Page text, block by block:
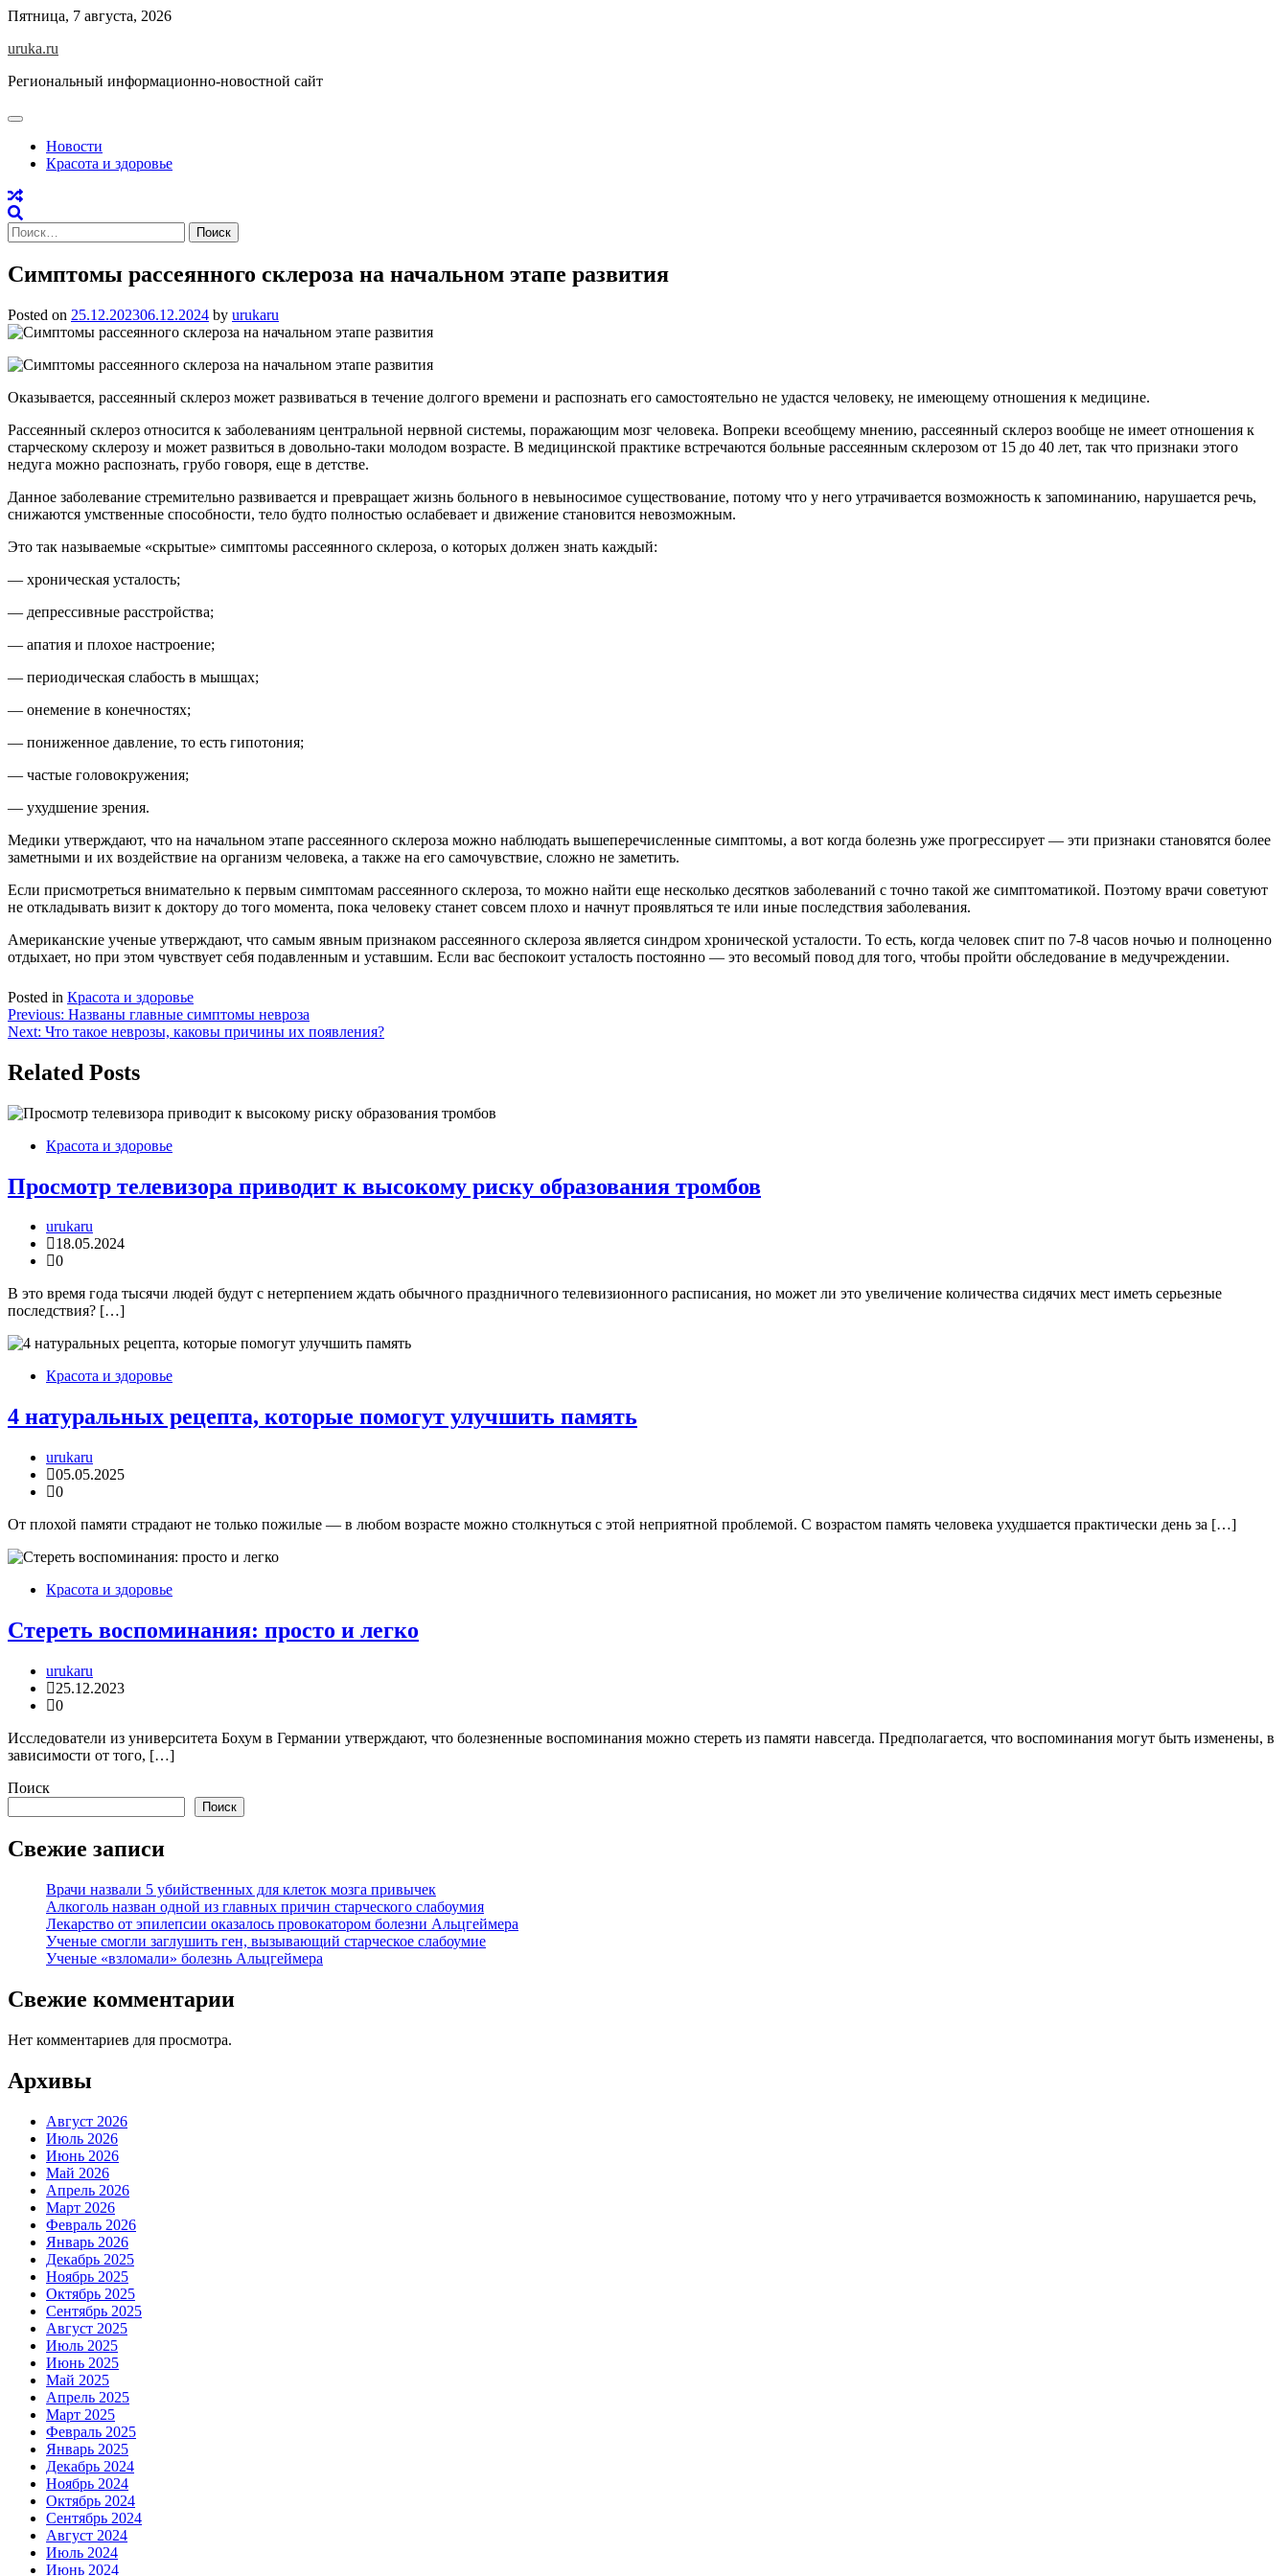
Skip
content
Пятница, 7 августа, 2026
uruka.ru
Региональный информационно-новостной сайт
Новости
Красота и здоровье
Найти:
Симптомы рассеянного склероза на начальном этапе развития
Posted on 25.12.202306.12.2024 by urukaru
Оказывается, рассеянный склероз может развиваться в течение долгого времени и распознать его самостоятельно не удастся человеку, не имеющему отношения к медицине.
Рассеянный склероз относится к заболеваниям центральной нервной системы, поражающим мозг человека. Вопреки всеобщему мнению, рассеянный склероз вообще не имеет отношения к
старческому склерозу и может развиться в довольно-таки молодом возрасте. В медицинской практике встречаются больные рассеянным склерозом от 15 до 40 лет, так что признаки этого
недуга можно распознать, грубо говоря, еще в детстве.
Данное заболевание стремительно развивается и превращает жизнь больного в невыносимое существование, потому что у него утрачивается возможность к запоминанию, нарушается речь,
снижаются умственные способности, тело будто полностью ослабевает и движение становится невозможным.
Это так называемые «скрытые» симптомы рассеянного склероза, о которых должен знать каждый:
— хроническая усталость;
— депрессивные расстройства;
— апатия и плохое настроение;
— периодическая слабость в мышцах;
— онемение в конечностях;
— пониженное давление, то есть гипотония;
— частые головокружения;
— ухудшение зрения.
Медики утверждают, что на начальном этапе рассеянного склероза можно наблюдать вышеперечисленные симптомы, а вот когда болезнь уже прогрессирует — эти признаки становятся более
заметными и их воздействие на организм человека, а также на его самочувствие, сложно не заметить.
Если присмотреться внимательно к первым симптомам рассеянного склероза, то можно найти еще несколько десятков заболеваний с точно такой же симптоматикой. Поэтому врачи советуют
не откладывать визит к доктору до того момента, пока человеку станет совсем плохо и начнут проявляться те или иные последствия заболевания.
Американские ученые утверждают, что самым явным признаком рассеянного склероза является синдром хронической усталости. То есть, когда человек спит по 7-8 часов ночью и полноценно
отдыхает, но при этом чувствует себя подавленным и уставшим. Если вас беспокоит усталость постоянно — это весомый повод для того, чтобы пройти обследование в медучреждении.
Posted in Красота и здоровье
Навигация
по
записям
Previous: Названы главные симптомы невроза
Next: Что такое неврозы, каковы причины их появления?
Related Posts
Красота и здоровье
Просмотр телевизора приводит к высокому риску образования тромбов
urukaru
18.05.2024
0
В это время года тысячи людей будут с нетерпением ждать обычного праздничного телевизионного расписания, но может ли это увеличение количества сидячих мест иметь серьезные
последствия? […]
Красота и здоровье
4 натуральных рецепта, которые помогут улучшить память
urukaru
05.05.2025
0
От плохой памяти страдают не только пожилые — в любом возрасте можно столкнуться с этой неприятной проблемой. С возрастом память человека ухудшается практически день за […]
Красота и здоровье
Стереть воспоминания: просто и легко
urukaru
25.12.2023
0
Исследователи из университета Бохум в Германии утверждают, что болезненные воспоминания можно стереть из памяти навсегда. Предполагается, что воспоминания могут быть изменены, в
зависимости от того, […]
Поиск
Поиск
Свежие записи
Врачи назвали 5 убийственных для клеток мозга привычек
Алкоголь назван одной из главных причин старческого слабоумия
Лекарство от эпилепсии оказалось провокатором болезни Альцгеймера
Ученые смогли заглушить ген, вызывающий старческое слабоумие
Ученые «взломали» болезнь Альцгеймера
Свежие комментарии
Нет комментариев для просмотра.
Архивы
Август 2026
Июль 2026
Июнь 2026
Май 2026
Апрель 2026
Март 2026
Февраль 2026
Январь 2026
Декабрь 2025
Ноябрь 2025
Октябрь 2025
Сентябрь 2025
Август 2025
Июль 2025
Июнь 2025
Май 2025
Апрель 2025
Март 2025
Февраль 2025
Январь 2025
Декабрь 2024
Ноябрь 2024
Октябрь 2024
Сентябрь 2024
Август 2024
Июль 2024
Июнь 2024